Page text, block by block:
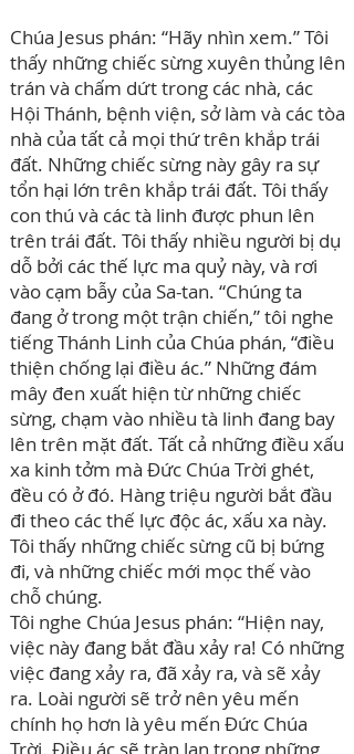
Chúa Jesus phán: “Hãy nhìn xem.” Tôi
thấy những chiếc sừng xuyên thủng lên
trán và chấm dứt trong các nhà, các
Hội Thánh, bệnh viện, sở làm và các tòa
nhà của tất cả mọi thứ trên khắp trái
đất. Những chiếc sừng này gây ra sự
tổn hại lớn trên khắp trái đất. Tôi thấy
con thú và các tà linh được phun lên
trên trái đất. Tôi thấy nhiều người bị dụ
dỗ bởi các thế lực ma quỷ này, và rơi
vào cạm bẫy của Sa-tan. “Chúng ta
đang ở trong một trận chiến,” tôi nghe
tiếng Thánh Linh của Chúa phán, “điều
thiện chống lại điều ác.” Những đám
mây đen xuất hiện từ những chiếc
sừng, chạm vào nhiều tà linh đang bay
lên trên mặt đất. Tất cả những điều xấu
xa kinh tởm mà Đức Chúa Trời ghét,
đều có ở đó. Hàng triệu người bắt đầu
đi theo các thế lực độc ác, xấu xa này.
Tôi thấy những chiếc sừng cũ bị bứng
đi, và những chiếc mới mọc thế vào
chỗ chúng.
Tôi nghe Chúa Jesus phán: “Hiện nay,
việc này đang bắt đầu xảy ra! Có những
việc đang xảy ra, đã xảy ra, và sẽ xảy
ra. Loài người sẽ trở nên yêu mến
chính họ hơn là yêu mến Đức Chúa